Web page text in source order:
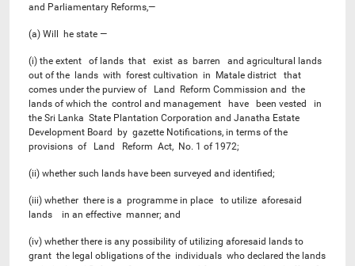
and Parliamentary Reforms,—
(a) Will he state —
(i) the extent of lands that exist as barren and agricultural lands
out of the lands with forest cultivation in Matale district that
comes under the purview of Land Reform Commission and the
lands of which the control and management have been vested in
the Sri Lanka State Plantation Corporation and Janatha Estate
Development Board by gazette Notifications, in terms of the
provisions of Land Reform Act, No. 1 of 1972;
(ii) whether such lands have been surveyed and identified;
(iii) whether there is a programme in place to utilize aforesaid
lands in an effective manner; and
(iv) whether there is any possibility of utilizing aforesaid lands to
grant the legal obligations of the individuals who declared the lands